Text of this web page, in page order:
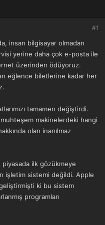
#1
insan bilgisayar olmadan
yerine daha çok e-posta ile
üzerinden ödüyoruz.
eğlence biletlerine kadar her
tamamen değiştirdi.
makinelerdeki hangi
olan inanılmaz
piyasada ilk gözükmeye
işletim sistemi değildi. Apple
ki bu sistem
programları